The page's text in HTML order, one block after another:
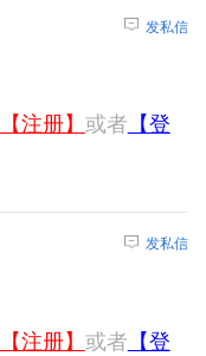
发私信
【注册】 或者 【登
发私信
【注册】 或者 【登